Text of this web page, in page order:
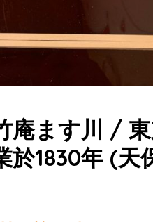
庵ます川 /
於1830年 (天